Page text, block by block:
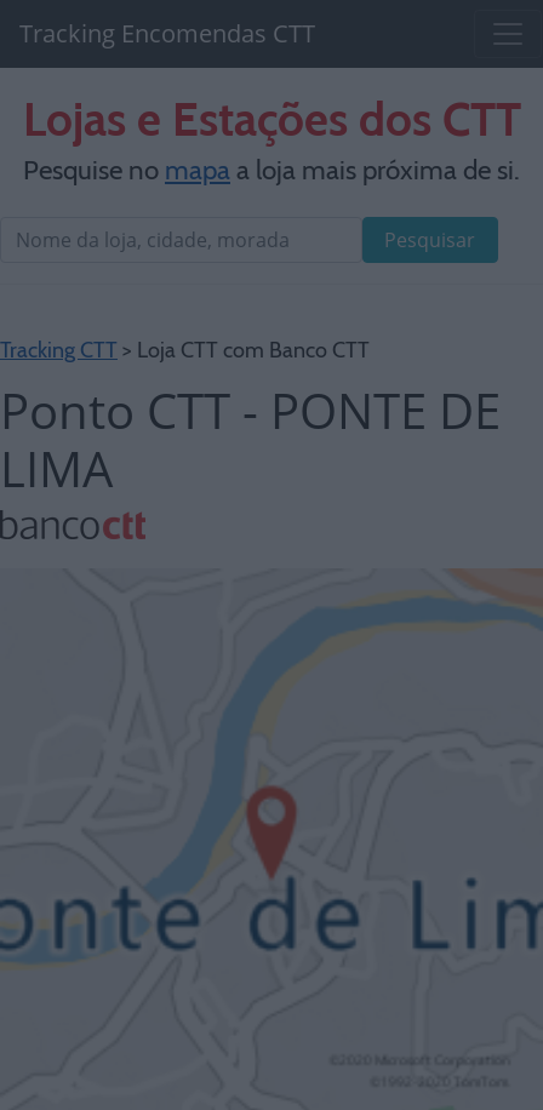
Tracking Encomendas CTT
Lojas e Estações dos CTT
Pesquise no mapaa loja mais próxima de si.
Pesquisar
Tracking CTT > Loja CTT com Banco CTT
Ponto CTT - PONTE DE
LIMA